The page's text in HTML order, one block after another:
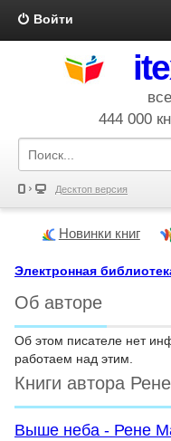
Войти
444 000
Десктоп версия
Новинки книг
Электронная
Об авторе
Об этом писателе нет
работаем над этим.
Книги автора
Выше неба - Рене